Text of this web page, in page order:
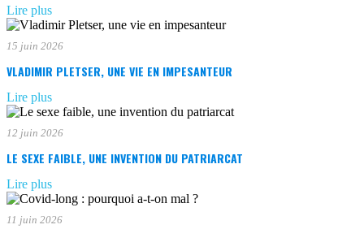
Lire plus
15 juin 2026
VLADIMIR PLETSER, UNE VIE EN IMPESANTEUR
Lire plus
12 juin 2026
LE SEXE FAIBLE, UNE INVENTION DU PATRIARCAT
Lire plus
11 juin 2026